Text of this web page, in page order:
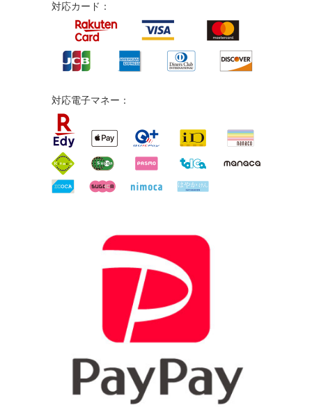
対応カード：
対応電子マネー：